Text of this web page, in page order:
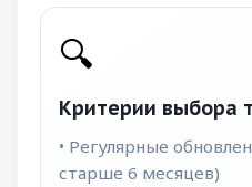
🔍
Критерии выбора
• Регулярные
старше 6 месяцев)